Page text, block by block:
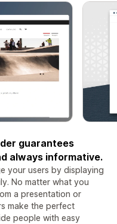
guarantees
always informative.
your users by displaying
No matter what you
a presentation or
make the perfect
people with easy